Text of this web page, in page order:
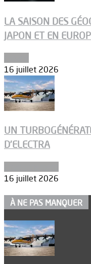
LA SAISON DES
JAPON ET EN
16 juillet 2026
UN
D’ELECTRA
16 juillet 2026
À NE PAS MANQUER